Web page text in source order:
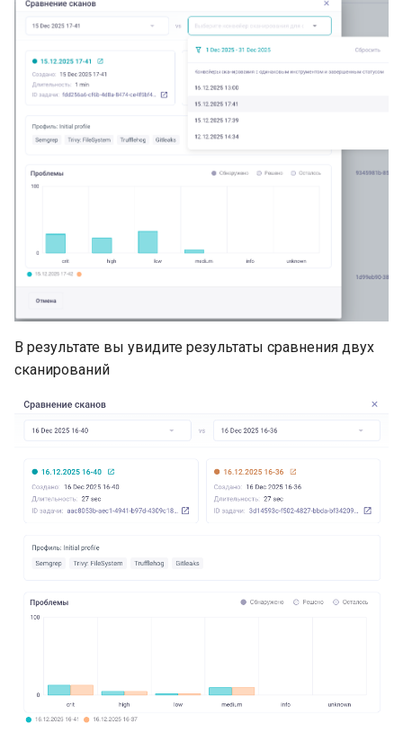
В результате вы увидите результаты сравнения двух
сканирований